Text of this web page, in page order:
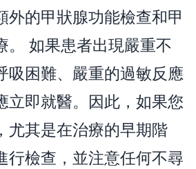
外的甲狀腺功能檢查和甲
。 如果患者出現嚴重不
吸困難、嚴重的過敏反應
立即就醫。因此，如果您
尤其是在治療的早期階
行檢查，並注意任何不尋